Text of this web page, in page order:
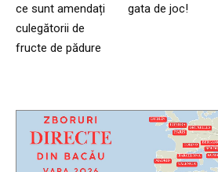
ce sunt amendați
culegătorii de
fructe de pădure
gata de joc!